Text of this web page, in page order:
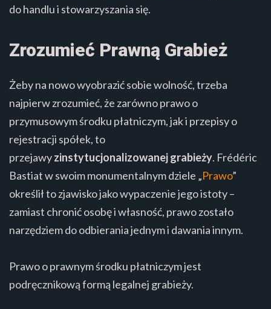
do handlu i stowarzyszania się.
Zrozumieć Prawną Grabież
Żeby na nowo wyobrazić sobie wolność, trzeba
najpierw zrozumieć, że zarówno prawo o
przymusowym środku płatniczym, jak i przepisy o
rejestracji spółek, to
przejawyzinstytucjonalizowanej grabieży. Frédéric
Bastiat w swoim monumentalnym dziele „Prawo”
określił to zjawisko jako wypaczenie jego istoty –
zamiast chronić osobę i własność, prawo zostało
narzędziem do odbierania jednym i dawania innym.
Prawo o prawnym środku płatniczym jest
podręcznikową formą legalnej grabieży.